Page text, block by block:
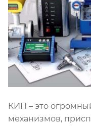
КИП – это
механизмов,